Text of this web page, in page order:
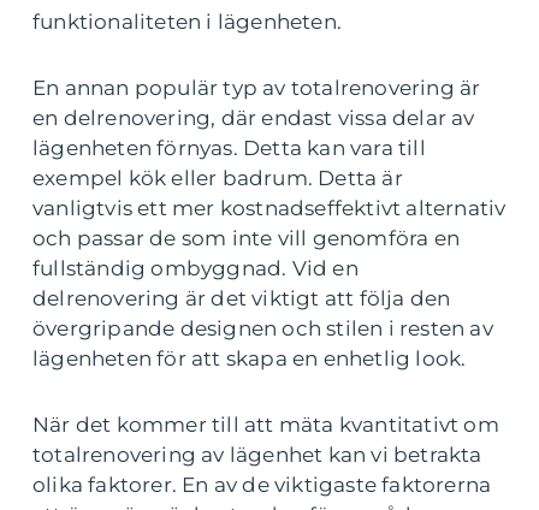
funktionaliteten i lägenheten.
En annan populär typ av totalrenovering är
en delrenovering, där endast vissa delar av
lägenheten förnyas. Detta kan vara till
exempel kök eller badrum. Detta är
vanligtvis ett mer kostnadseffektivt alternativ
och passar de som inte vill genomföra en
fullständig ombyggnad. Vid en
delrenovering är det viktigt att följa den
övergripande designen och stilen i resten av
lägenheten för att skapa en enhetlig look.
När det kommer till att mäta kvantitativt om
totalrenovering av lägenhet kan vi betrakta
olika faktorer. En av de viktigaste faktorerna